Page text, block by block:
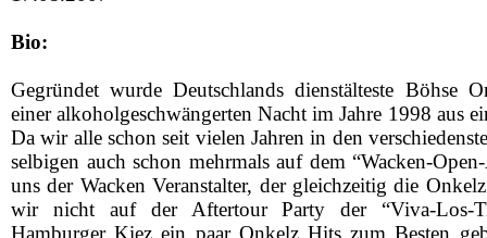
Bio:
Gegründet wurde Deutschlands dienstälteste Böhse
einer alkoholgeschwängerten Nacht im Jahre 1998 aus
Da wir alle schon seit vielen Jahren in den
selbigen auch schon mehrmals auf dem “Wacken-
uns der Wacken Veranstalter, der gleichzeitig die
wir nicht auf der Aftertour Party der “Viva-Los-
Hamburger Kiez ein paar Onkelz Hits zum Besten